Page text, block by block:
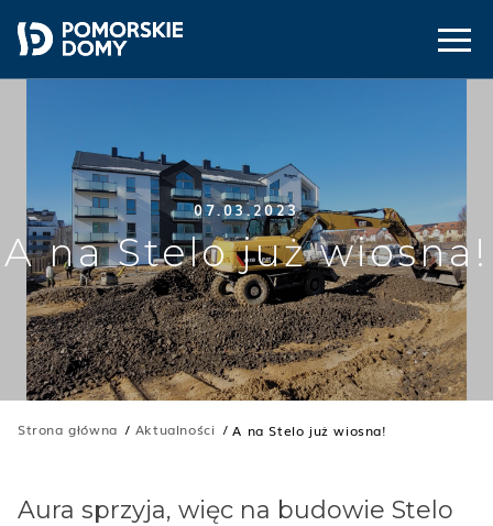
07.03.2023
A na Stelo już wiosna!
Strona główna Aktualności A na Stelo już wiosna!
Aura sprzyja, więc na budowie Stelo